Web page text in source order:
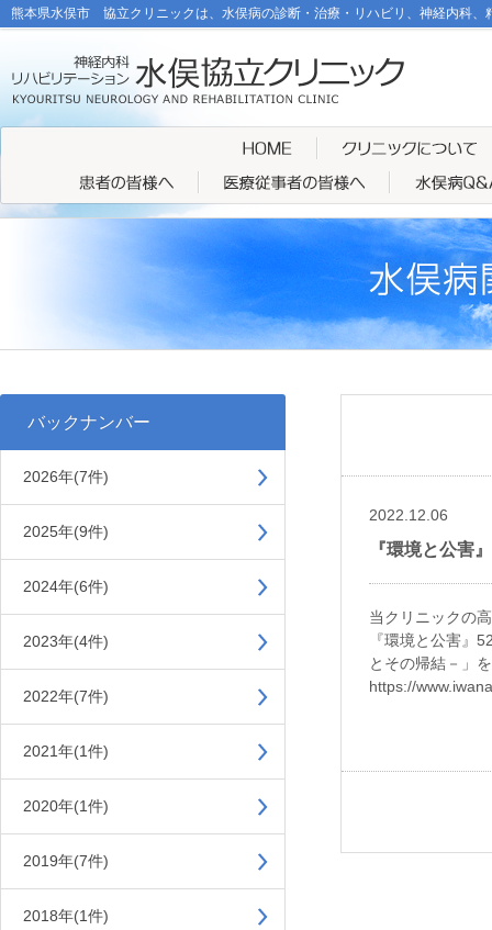
熊本県水俣市 協立クリニックは、水俣病の診断・治療・リハビリ、神経内科、
バックナンバー
2026年(7件)
2025年(9件)
2024年(6件)
2023年(4件)
2022年(7件)
2021年(1件)
2020年(1件)
2019年(7件)
2018年(1件)
2022.12.06
『環境と公害
当クリニックの
『環境と公害』
とその帰結－」
https://